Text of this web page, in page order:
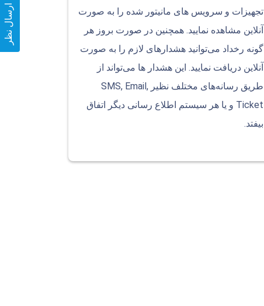
تجهیزات و سرویس های مانیتور شده را به صورت
آنلاین مشاهده نمایید. همچنین در صورت بروز هر
گونه رخداد می‌توانید هشدارهای لازم را به صورت
آنلاین دریافت نمایید. این هشدار ها می‌تواند از
طریق رسانه‌های مختلف نظیر SMS, Email,
Ticket و یا هر سیستم اطلاع رسانی دیگر اتفاق
بیفتد.
ارسال نظر